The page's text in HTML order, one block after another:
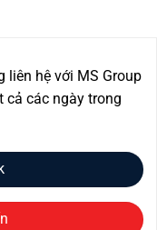
liên hệ với MS Group
cả các ngày trong